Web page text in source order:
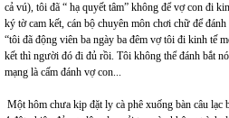
cả vú), tôi đã “ hạ quyết tâm” không để vợ con đi
ký tờ cam kết, cán bộ chuyên môn chơi chữ để
“tôi đã động viên ba ngày ba đêm vợ tôi đi kinh tế
kết thì người đó đi đủ rồi. Tôi không thể đánh bắt
mạng là cấm đánh vợ con...
Một hôm chưa kịp đặt ly cà phê xuống bàn câu